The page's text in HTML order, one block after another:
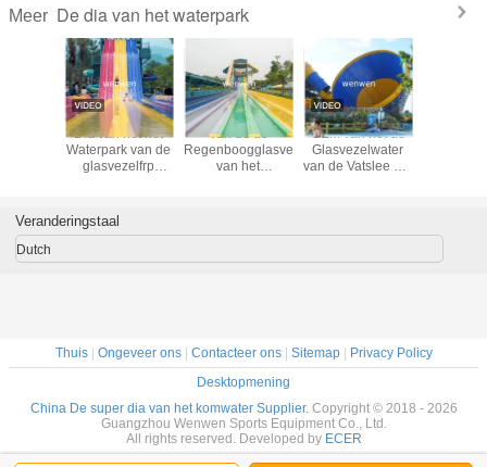
Meer De dia van het waterpark
Dia van het het
Waterpark van de
glasvezelfrp
Kinderenvolwassenen
Van de de
Regenboogglasvezel
van het
Buffergroef
OEM van het de
Glasvezelwater
van de Vatslee het
Veranderingstaal
Dutch
Thuis| Ongeveer ons| Contacteer ons| Sitemap| Privacy Policy
Desktopmening
China De super dia van het komwater Supplier. Copyright © 2018 - 2026
Guangzhou Wenwen Sports Equipment Co., Ltd.
All rights reserved. Developed by ECER